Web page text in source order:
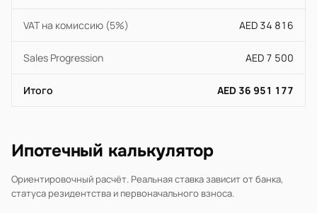
VAT на комиссию (5%) AED 34 816
Sales Progression AED 7 500
Итого AED 36 951 177
Ипотечный калькулятор
Ориентировочный расчёт. Реальная ставка зависит от банка,
статуса резидентства и первоначального взноса.